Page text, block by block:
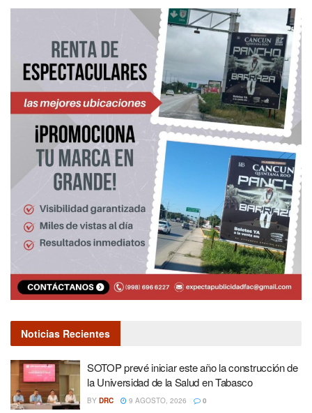
Noticias Recientes
SOTOP prevé iniciar este año la construcción de
la Universidad de la Salud en Tabasco
BY DRC 9 AGOSTO, 2026 0